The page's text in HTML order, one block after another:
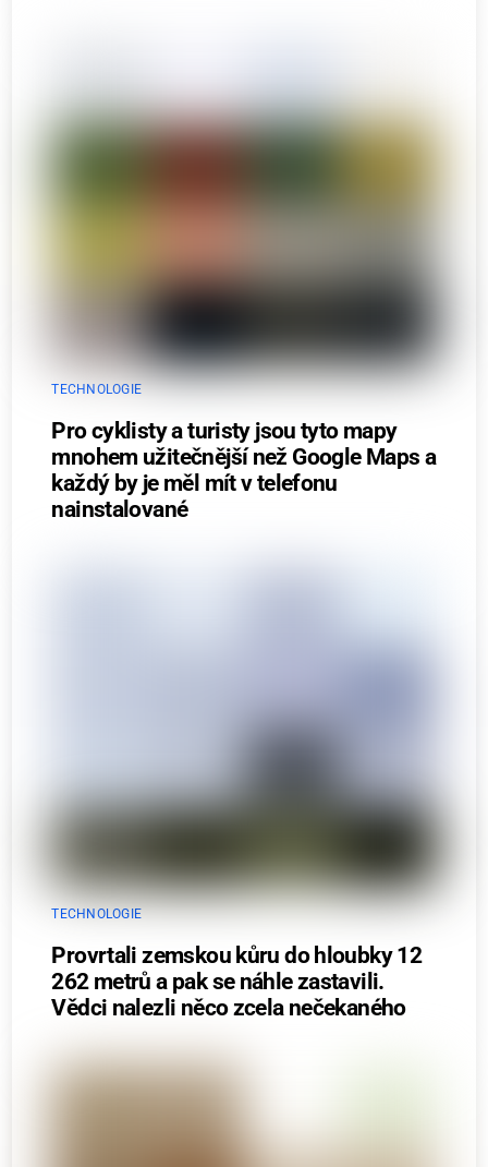
TECHNOLOGIE
Pro cyklisty a turisty jsou tyto mapy
mnohem užitečnější než Google Maps a
každý by je měl mít v telefonu
nainstalované
TECHNOLOGIE
Provrtali zemskou kůru do hloubky 12
262 metrů a pak se náhle zastavili.
Vědci nalezli něco zcela nečekaného